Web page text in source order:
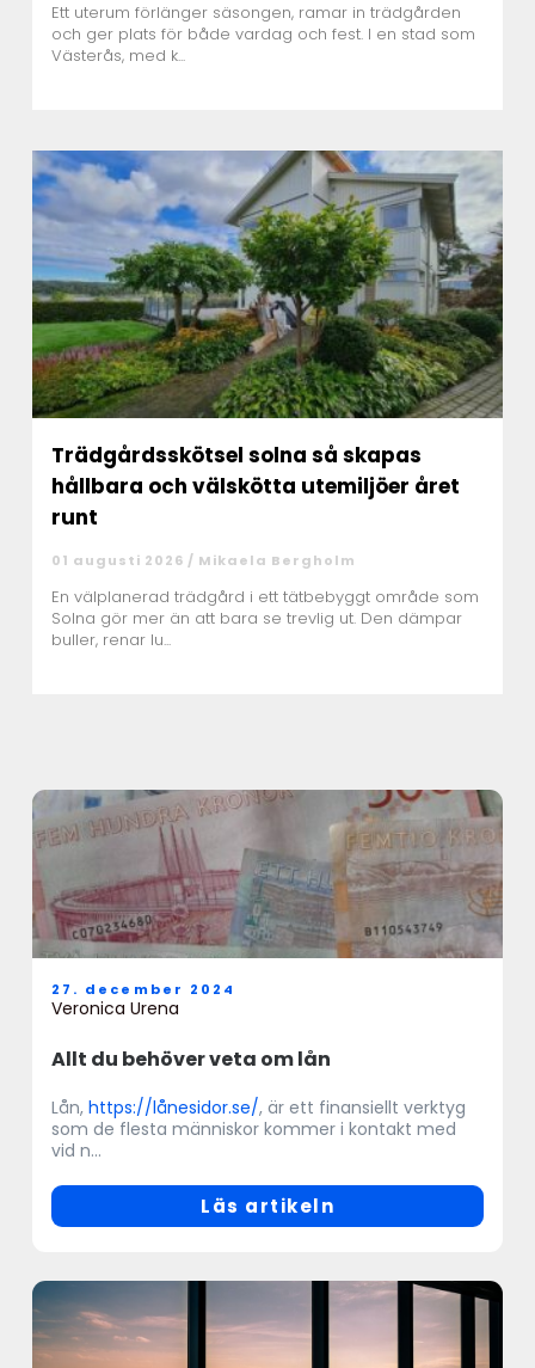
Ett uterum förlänger säsongen, ramar in trädgården
och ger plats för både vardag och fest. I en stad som
Västerås, med k...
Trädgårdsskötsel solna så skapas
hållbara och välskötta utemiljöer året
runt
01 augusti 2026 / Mikaela Bergholm
En välplanerad trädgård i ett tätbebyggt område som
Solna gör mer än att bara se trevlig ut. Den dämpar
buller, renar lu...
Allt du behöver veta om lån
27. december 2024
Veronica Urena
Lån, https://lånesidor.se/, är ett finansiellt verktyg
som de flesta människor kommer i kontakt med
vid n...
Läs artikeln